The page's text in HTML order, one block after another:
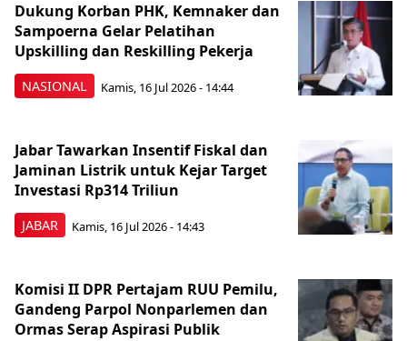
NASIONAL
Dukung Korban PHK, Kemnaker dan
Sampoerna Gelar Pelatihan
Upskilling dan Reskilling Pekerja
Kamis, 16 Jul 2026 - 14:44
JABAR
Jabar Tawarkan Insentif Fiskal dan
Jaminan Listrik untuk Kejar Target
Investasi Rp314 Triliun
Kamis, 16 Jul 2026 - 14:43
Komisi II DPR Pertajam RUU Pemilu,
Gandeng Parpol Nonparlemen dan
Ormas Serap Aspirasi Publik